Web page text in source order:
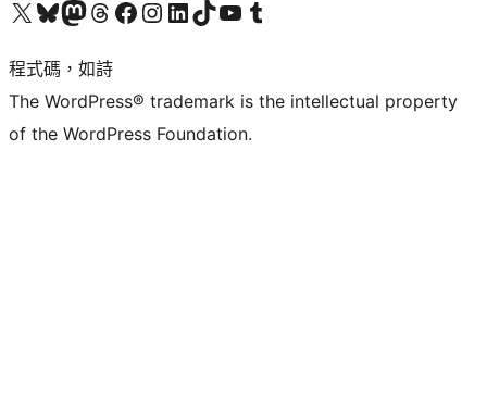
查看我們的 X (之前的 Twitter) 帳號造訪我們的 Bluesky 帳號造訪我們的 Mastodon 帳號造訪我們的 Threads 帳號 造訪我們的 Facebook 粉絲專頁Visit our Instagram account
Visit our LinkedIn account
造訪我們的 TikTok 帳號Visit our YouTube channel
造訪我們的 Tumblr 帳號
程式碼，如詩
The WordPress® trademark is the intellectual property
of the WordPress Foundation.